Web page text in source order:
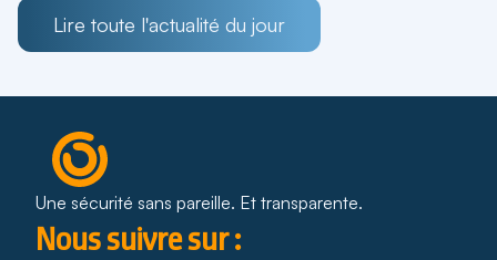
Lire toute l'actualité du jour
Une sécurité sans pareille. Et transparente.
Nous suivre sur :